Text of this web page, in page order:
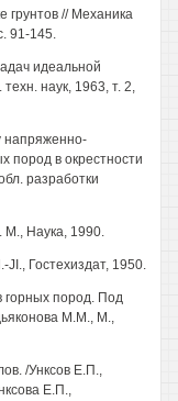
грунтов // Механика
91-145.
идеальной
наук, 1963, т. 2,
напряженно-
пород в окрестности
разработки
М., Наука, 1990.
JI., Гостехиздат, 1950.
горных пород. Под
М.М., М.,
/Унксов Е.П.,
Е.П.,